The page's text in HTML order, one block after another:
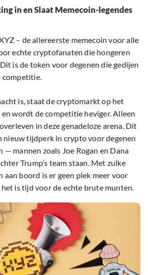
in en Slaat Memecoin-legendes
– de allereerste memecoin voor alle
echte cryptofanaten die hongeren
is de token voor degenen die gedijen
competitie.
is, staat de cryptomarkt op het
wordt de competitie heviger. Alleen
in deze genadeloze arena. Dit
nieuw tijdperk in crypto voor degenen
— mannen zoals Joe Rogan en Dana
Trump’s team staan. Met zulke
aan boord is er geen plek meer voor
is tijd voor de echte brute munten.